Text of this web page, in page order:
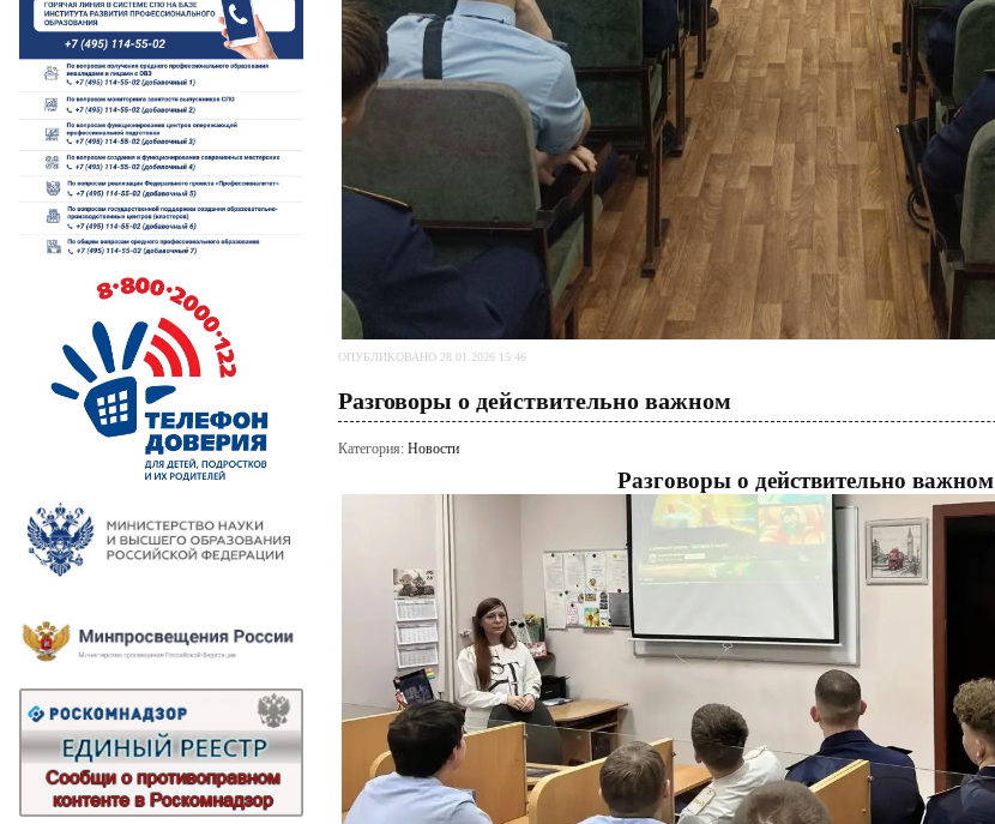
ОПУБЛИКОВАНО 28.01.2026 15:46
Разговоры о действительно важном
Категория: Новости
Разговоры о действительно важном